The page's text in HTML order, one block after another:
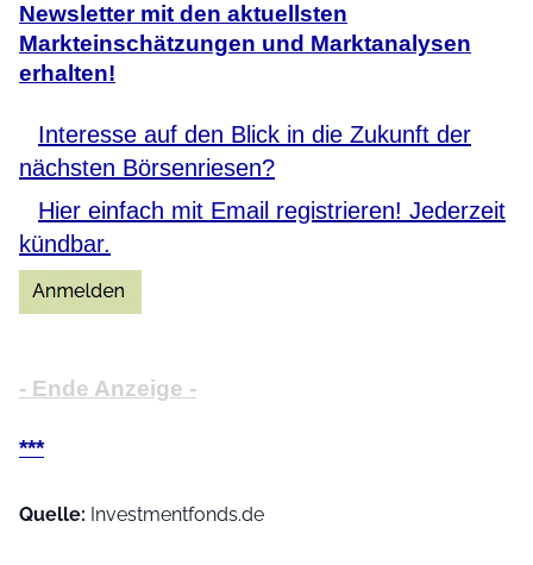
Newsletter mit den aktuellsten
Markteinschätzungen und Marktanalysen
erhalten!
Interesse auf den Blick in die Zukunft der
nächsten Börsenriesen?
Hier einfach mit Email registrieren! Jederzeit
kündbar.
- Ende Anzeige -
***
Quelle: Investmentfonds.de